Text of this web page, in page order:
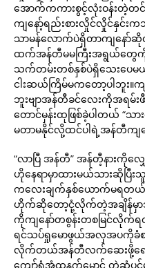
အောက်ကကားစွင့်လုံးဝန်းတဲ့
ကျနော့်ရည်းစားလှိုင်လှိုင်နှ
သာမန်လောက်ပဲရှိတာကျနေ
ထက်အန်တီမမကြီးအရွယ်တွေကို
သက်တမ်းတစ်နှစ်ပဲရှိသေးပေ
ငါးဆယ်ကြိမ်မကတော့ပါဘူး
ဘူးဗျာအန်တီခင်လေးကိုအရမ်း
တောင်မှန်းထုဖြစ်ခဲ့ပါတယ် “သ
မတာမနိုင်လို့ထင်ပါရဲ့အန်တီကျ
“လာပြီ အန်တီ” အန်တီ့နားကိုလ
ဟိုနေရာမှာထားမယ်သားဆိုပြီ
ကလေးချက်နှစ်ယောက်မရ
ဟိုက်ဆိုတော့ငုံ့လိုက်တဲ့အချိန်မှာဘ
ကိုကျနော်တစွန်းတစမြင်လိုက်
ရင်သပ်ရှုမောဖွယ်အလှအပကိုခံစား
လိုက်တယ်အန်တီလက်ဆေးဖို့ရေ
ကျော်ရုံအုံထူနက်မှောင် တဲ့ဆံပင်မ